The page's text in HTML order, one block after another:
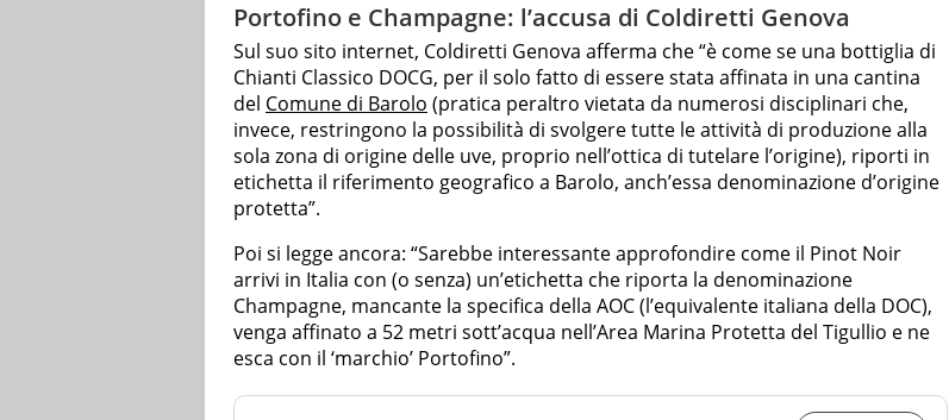
Portofino e Champagne: l’accusa di Coldiretti Genova
Sul suo sito internet, Coldiretti Genova afferma che “è come se una bottiglia di
Chianti Classico DOCG, per il solo fatto di essere stata affinata in una cantina
del Comune di Barolo (pratica peraltro vietata da numerosi disciplinari che,
invece, restringono la possibilità di svolgere tutte le attività di produzione alla
sola zona di origine delle uve, proprio nell’ottica di tutelare l’origine), riporti in
etichetta il riferimento geografico a Barolo, anch’essa denominazione d’origine
protetta”.
Poi si legge ancora: “Sarebbe interessante approfondire come il Pinot Noir
arrivi in Italia con (o senza) un’etichetta che riporta la denominazione
Champagne, mancante la specifica della AOC (l’equivalente italiana della DOC),
venga affinato a 52 metri sott’acqua nell’Area Marina Protetta del Tigullio e ne
esca con il ‘marchio’ Portofino”.